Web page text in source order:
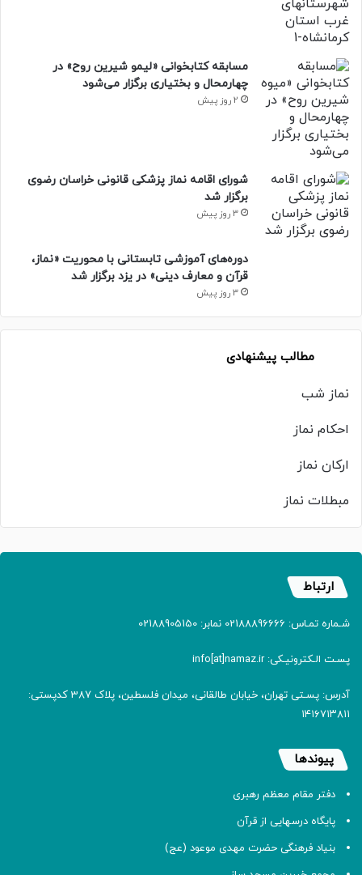
مسابقه کتابخوانی «لیمو شیرین روح» در
چهارمحال و بختیاری برگزار می‌شود
2 روز پیش
شورای اقامه نماز پزشکی قانونی خراسان رضوی
برگزار شد
3 روز پیش
دوره‌های آموزشی تابستانی با محوریت «نماز،
قرآن و معارف دینی» در یزد برگزار شد
3 روز پیش
مطالب پیشنهادی
نماز شب
احکام نماز
ارکان نماز
مبطلات نماز
ارتباط
شـماره تمـاس: 02188896666 نمابر: 02188905150
پسـت الـکترونیـکی: info[at]namaz.ir
آدرس: پسـتی تهران، خیابان طالقانی، میدان فلسطین، پلاک 387 کدپستی:
۱۴۱۶۷۱۳۸۱۱
پیوندها
دفتر مقام معظم رهبری
پایگاه درسهایی از قرآن
بنیاد فرهنگی حضرت مهدی موعود (عج)